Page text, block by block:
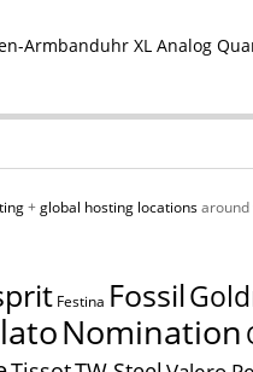
Armbanduhr XL Analog
+global hosting locationsaround
Festina Fossil
Nomination